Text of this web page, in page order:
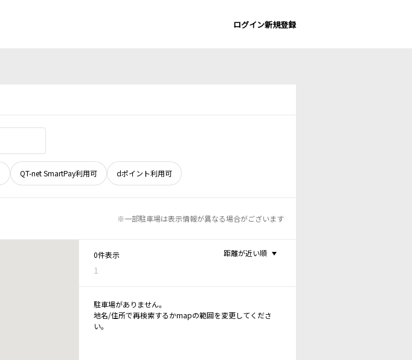
ログイン新規登録
QT-net SmartPay利用可 dポイント利用可
※一部駐車場は表示情報が異なる場合がございます
0件表示
1
距離が近い順
駐車場がありません。
地名/住所で再検索するかmapの範囲を変更してくださ
い。